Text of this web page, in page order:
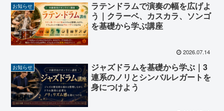
お知らせ
ラテンドラムで演奏の幅を広げよ
う｜クラーベ、カスカラ、ソンゴ
を基礎から学ぶ講座
2026.07.14
お知らせ
ジャズドラムを基礎から学ぶ｜3
連系のノリとシンバルレガートを
身につけよう